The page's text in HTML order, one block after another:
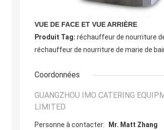
VUE DE FACE ET VUE ARRIÈRE
Produit Tag: réchauffeur de nourriture
réchauffeur de nourriture de marie de
Coordonnées
GUANGZHOU IMO CATERING
LIMITED
Personne à contacter:
Mr. Matt Zhang